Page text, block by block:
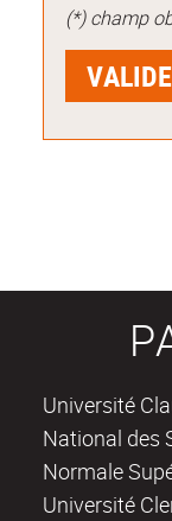
(*) champ
Université
National des
Normale
Université